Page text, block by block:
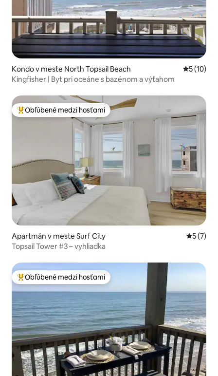
Kondo v meste North Topsail Beach
5 (10)
Kingfisher | Byt pri oceáne s bazénom a výťahom
Najobľúbenejšie medzi hosťami
Obľúbené medzi hosťami
Apartmán v meste Surf City
5 (7)
Topsail Tower #3 – vyhliadka
Najobľúbenejšie medzi hosťami
Obľúbené medzi hosťami